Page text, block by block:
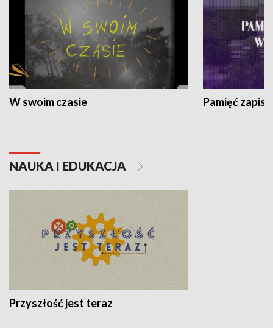
W swoim czasie Pamięć
NAUKA I EDUKACJA
Przyszłość jest teraz